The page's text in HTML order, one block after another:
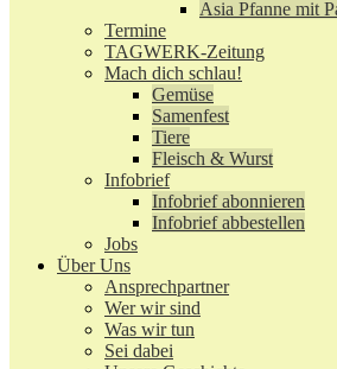
Asia Pfanne mit
Termine
TAGWERK-Zeitung
Mach dich schlau!
Gemüse
Samenfest
Tiere
Fleisch & Wurst
Infobrief
Infobrief abonnieren
Infobrief abbestellen
Jobs
Über Uns
Ansprechpartner
Wer wir sind
Was wir tun
Sei dabei